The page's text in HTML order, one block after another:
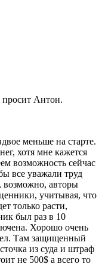
просит Антон.
меньше на старте.
хотя мне кажется
возможность сейчас
все уважали труд
возможно, авторы
учитывая, что
только расти,
был раз в 10
Хорошо очень
Там защищенный
из суда и штраф
не 500$ а всего то